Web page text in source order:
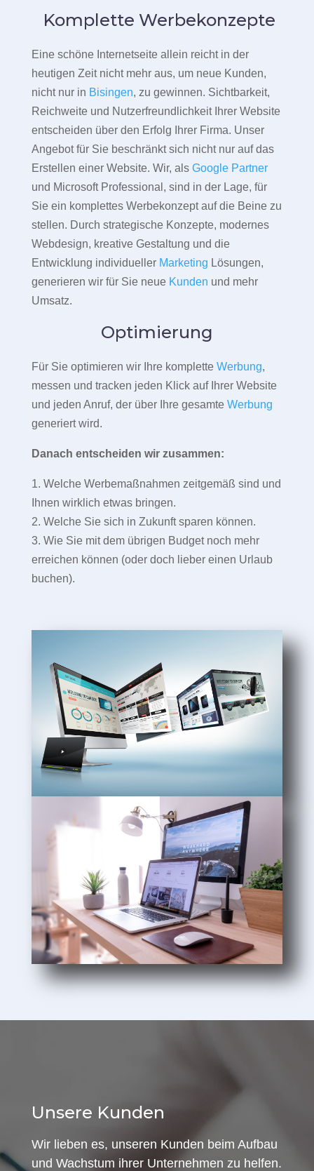
Komplette Werbekonzepte
Eine schöne Internetseite allein reicht in der
heutigen Zeit nicht mehr aus, um neue Kunden,
nicht nur in Bisingen, zu gewinnen. Sichtbarkeit,
Reichweite und Nutzerfreundlichkeit Ihrer Website
entscheiden über den Erfolg Ihrer Firma. Unser
Angebot für Sie beschränkt sich nicht nur auf das
Erstellen einer Website. Wir, als Google Partner
und Microsoft Professional, sind in der Lage, für
Sie ein komplettes Werbekonzept auf die Beine zu
stellen. Durch strategische Konzepte, modernes
Webdesign, kreative Gestaltung und die
Entwicklung individueller Marketing Lösungen,
generieren wir für Sie neue Kunden und mehr
Umsatz.
Optimierung
Für Sie optimieren wir Ihre komplette Werbung,
messen und tracken jeden Klick auf Ihrer Website
und jeden Anruf, der über Ihre gesamte Werbung
generiert wird.
Danach entscheiden wir zusammen:
1. Welche Werbemaßnahmen zeitgemäß sind und
Ihnen wirklich etwas bringen.
2. Welche Sie sich in Zukunft sparen können.
3. Wie Sie mit dem übrigen Budget noch mehr
erreichen können (oder doch lieber einen Urlaub
buchen).
Unsere Kunden
Wir lieben es, unseren Kunden beim Aufbau
und Wachstum ihrer Unternehmen zu helfen.